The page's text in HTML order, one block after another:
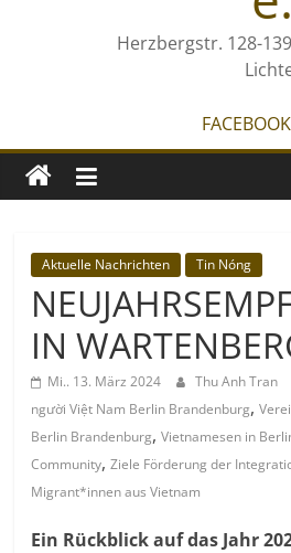
Herzbergstr. 128-
FACEBOOK
Aktuelle Nachrichten Tin Nóng
IN
Mi.. 13. März 2024 Thu Anh Tran
người Việt Nam Berlin Brandenburg,
Berlin Brandenburg,Vietnamesen in
Community,Ziele Förderung der
Migrant*innen aus Vietnam
Ein Rückblick auf das Jahr